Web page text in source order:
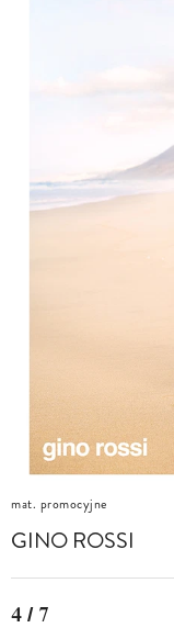
mat. promocyjne
GINO ROSSI
4 / 7